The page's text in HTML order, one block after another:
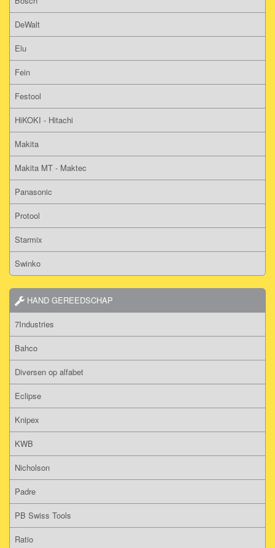
DeWalt
Elu
Fein
Festool
HiKOKI - Hitachi
Makita
Makita MT - Maktec
Panasonic
Protool
Starmix
Swinko
HAND GEREEDSCHAP
7Industries
Bahco
Diversen op alfabet
Eclipse
Knipex
KWB
Nicholson
Padre
PB Swiss Tools
Ratio